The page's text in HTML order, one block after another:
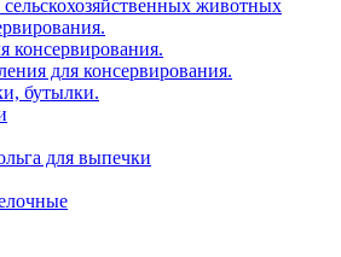
животных
консервирования.
для консервирования.
бутылки.
для выпечки